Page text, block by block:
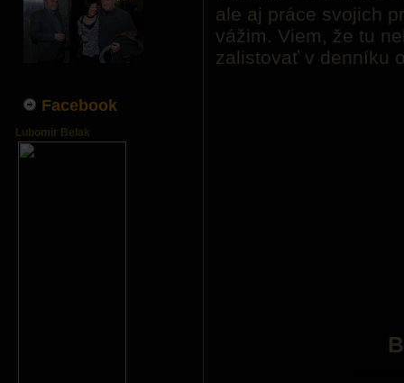
Facebook
Lubomir Belak
ale aj práce svojich
vážim. Viem, že tu
zalistovať v denníku